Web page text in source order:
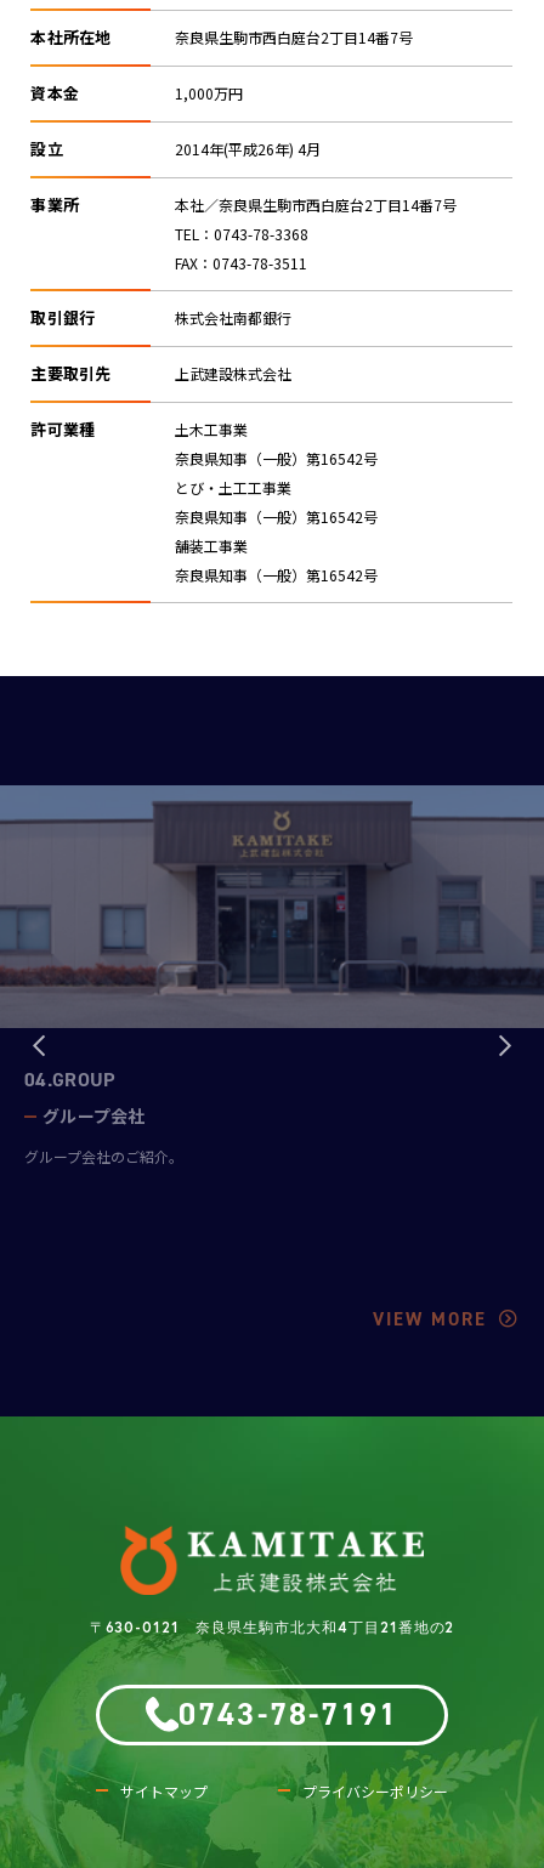
本社所在地 奈良県生駒市西白庭台2丁目14番7号
資本金 1,000万円
設立 2014年(平成26年) 4月
事業所
本社／奈良県生駒市西白庭台2丁目14番7号
TEL：0743-78-3368
FAX：0743-78-3511
取引銀行 株式会社南都銀行
主要取引先 上武建設株式会社
許可業種
土木工事業
奈良県知事（一般）第16542号
とび・土工工事業
奈良県知事（一般）第16542号
舗装工事業
奈良県知事（一般）第16542号
04.GROUP
グループ会社
グループ会社のご紹介。
VIEW MORE
〒630-0121 奈良県生駒市北大和4丁目21番地の2
0743-78-7191
サイトマップ プライバシーポリシー